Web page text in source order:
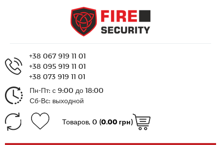
+38 067 919 11 01
+38 095 919 11 01
+38 073 919 11 01
Пн-Пт: с 9:00 до 18:00
Сб-Вс: выходной
Товаров, 0 (0.00 грн)